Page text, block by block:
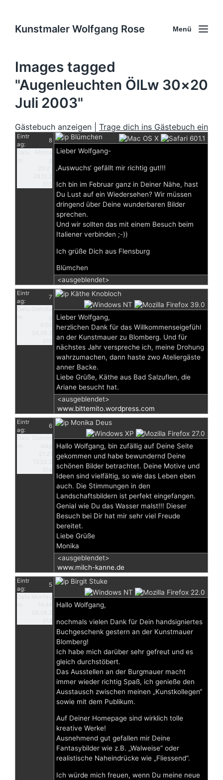
Kunstmaler Wolfgang Rose Menü
Images tagged
"Augenleuchten ÖlLw 30×20
Juli 2003"
Gästebuch anzeigen | Trage dich ins Gästebuch ein
Eintr
ag:
8
Blümchen
Lieber Wolfgang-
‚Auswuchs‘ gefällt mir richtig gut!!!
Ich bin im Februar ganz in Deiner Nähe, hast
Du Lust auf ein Wiedersehen? Wir müssen
dringend über Deine wunderbaren Bilder
sprechen.
Und wir sollten das mit einem Besuch beim
Italiener verbinden ;-))
Ich grüße Dich aus Flensburg
Blümchen
<ausgeblendet>
Eintr
ag:
7
Käthe Knobloch
Lieber Wolfgang,
herzlichen Dank für das Willkommenseigefühl
an der Kunstmauer zu Blomberg. Und für
nächstes Jahr verspreche ich, meine Drohung
wahrzumachen, dann haste zwo Ateliergäste
anner Backe.
Liebe Grüße, Käthe aus Bad Salzuflen, die
Ariane besucht hat.
<ausgeblendet>
www.bittemito.wordpress.com
Eintr
ag:
6
Monika Deus
Hallo Wolfgang, bin zufällig auf Deine Seite
gekommen und habe bewundernd Deine
schönen Bilder betrachtet. Deine Motive und
Ideen sind vielfältig, so wie das Leben eben
auch. Die Stimmungen in den
Landschaftsbildern ist perfekt eingefangen.
Genial wie Du das Wasser malst!!! Dieser
Besuch bei Dir hat mir sehr viel Freude
bereitet.
Liebe Grüße
Monika
<ausgeblendet>
www.milch-kanne.de
Eintr
ag:
5
Birgit Stuke
Hallo Wolfgang,
nochmals vielen Dank für Dein handsigniertes
Buchgeschenk gestern an der Kunstmauer
Blomberg!
Ich habe mich darüber sehr gefreut und es
gleich durchstöbert.
Das Ausstellen an der Burgmauer macht
immer wieder richtig Spaß, ich genieße den
Ausstausch zwischen meinen „Kunstkollegen“
sowie mit dem Publikum.
Auf Deiner Homepage sind wirklich tolle
kreative Werke!
Ausnehmend gut gefallen mir Deine
Fantasybilder wie z.B. „Walweise“ oder
realistische Naheindrücke wie „Fliessend“.
Ich würde mich freuen, wenn Du meine neue